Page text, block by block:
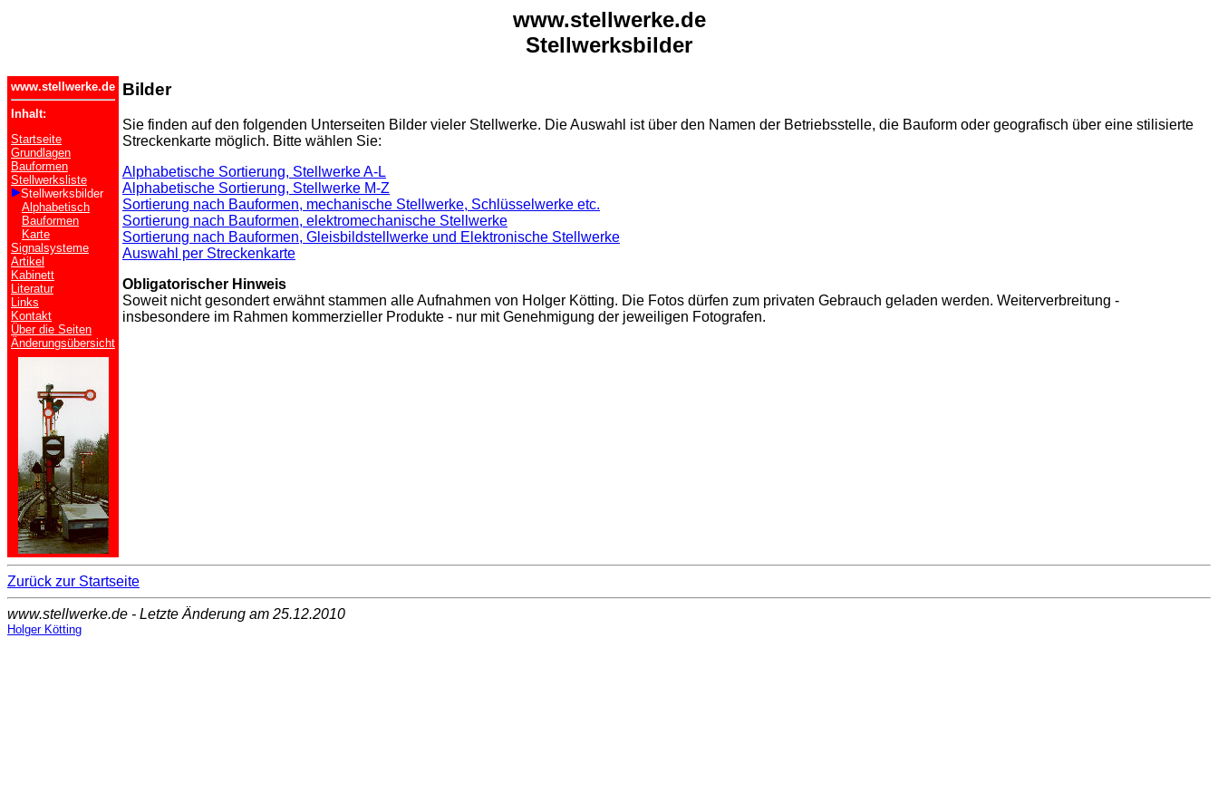
www.stellwerke.de
Stellwerksbilder
www.stellwerke.de
Inhalt:
Startseite
Grundlagen
Bauformen
Stellwerksliste
Stellwerksbilder
Alphabetisch
Bauformen
Karte
Signalsysteme
Artikel
Kabinett
Literatur
Links
Kontakt
Über die Seiten
Änderungsübersicht
Bilder
Sie finden auf den folgenden Unterseiten Bilder vieler Stellwerke. Die Auswahl ist über den Namen der Betriebsstelle, die Bauform oder geografisch über eine stilisierte
Streckenkarte möglich. Bitte wählen Sie:
Alphabetische Sortierung, Stellwerke A-L
Alphabetische Sortierung, Stellwerke M-Z
Sortierung nach Bauformen, mechanische Stellwerke, Schlüsselwerke etc.
Sortierung nach Bauformen, elektromechanische Stellwerke
Sortierung nach Bauformen, Gleisbildstellwerke und Elektronische Stellwerke
Auswahl per Streckenkarte
Obligatorischer Hinweis
Soweit nicht gesondert erwähnt stammen alle Aufnahmen von Holger Kötting. Die Fotos dürfen zum privaten Gebrauch geladen werden. Weiterverbreitung -
insbesondere im Rahmen kommerzieller Produkte - nur mit Genehmigung der jeweiligen Fotografen.
Zurück zur Startseite
www.stellwerke.de - Letzte Änderung am 25.12.2010
Holger Kötting